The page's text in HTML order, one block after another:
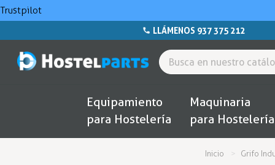
Trustpilot
LLÁMENOS 937 375 212
Equipamiento
para Hostelería
Maquinaria
para Hostelería
Inicio Grifo